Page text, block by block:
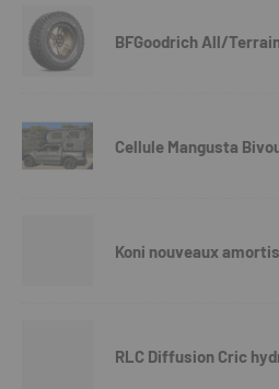
BFGoodrich All/
Cellule Mangusta
Koni nouveaux
RLC Diffusion Cric